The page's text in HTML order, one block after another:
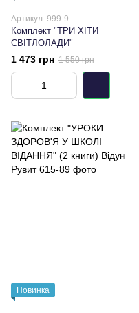
Артикул: 999-9
Комплект "ТРИ ХІТИ
СВІТЛОЛАДИ"
1 473 грн 1 550 грн
Новинка